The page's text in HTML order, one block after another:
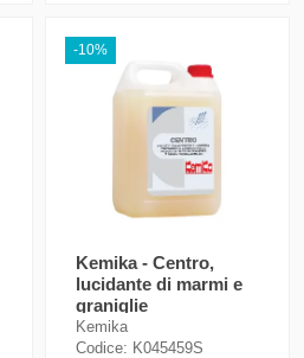
-10%
Kemika - Centro,
lucidante di marmi e
graniglie
Kemika
Codice: K045459S